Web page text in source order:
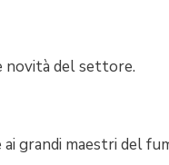
novità del settore.
grandi maestri del